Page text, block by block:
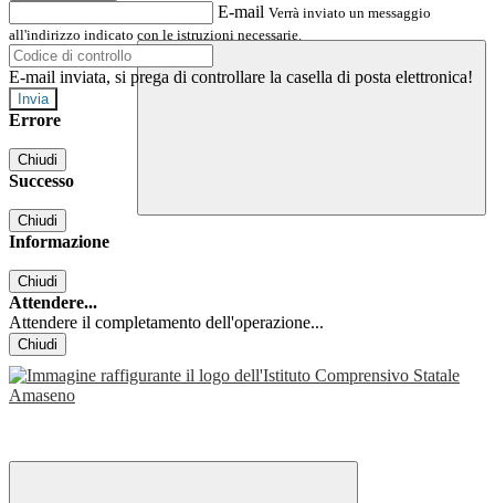
E-mail Verrà inviato un messaggio
all'indirizzo indicato con le istruzioni necessarie.
E-mail inviata, si prega di controllare la casella di posta elettronica!
Errore
Chiudi
Successo
Chiudi
Informazione
Chiudi
Attendere...
Attendere il completamento dell'operazione...
Chiudi